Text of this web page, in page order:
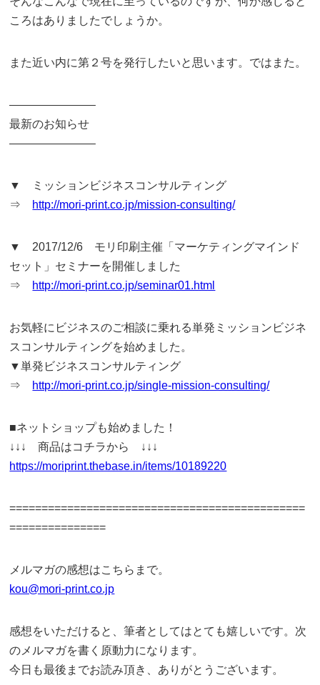
ころはありましたでしょうか。
また近い内に第２号を発行したいと思います。ではまた。
———————–
最新のお知らせ
———————–
▼ ミッションビジネスコンサルティング
⇒ http://mori-print.co.jp/mission-consulting/
▼ 2017/12/6 モリ印刷主催「マーケティングマインド
セット」セミナーを開催しました
⇒ http://mori-print.co.jp/seminar01.html
お気軽にビジネスのご相談に乗れる単発ミッションビジネ
スコンサルティングを始めました。
▼単発ビジネスコンサルティング
⇒ http://mori-print.co.jp/single-mission-consulting/
■ネットショップも始めました！
↓↓↓ 商品はコチラから ↓↓↓
https://moriprint.thebase.in/items/10189220
==============================================
===============
メルマガの感想はこちらまで。
kou@mori-print.co.jp
感想をいただけると、筆者としてはとても嬉しいです。次
のメルマガを書く原動力になります。
今日も最後までお読み頂き、ありがとうございます。